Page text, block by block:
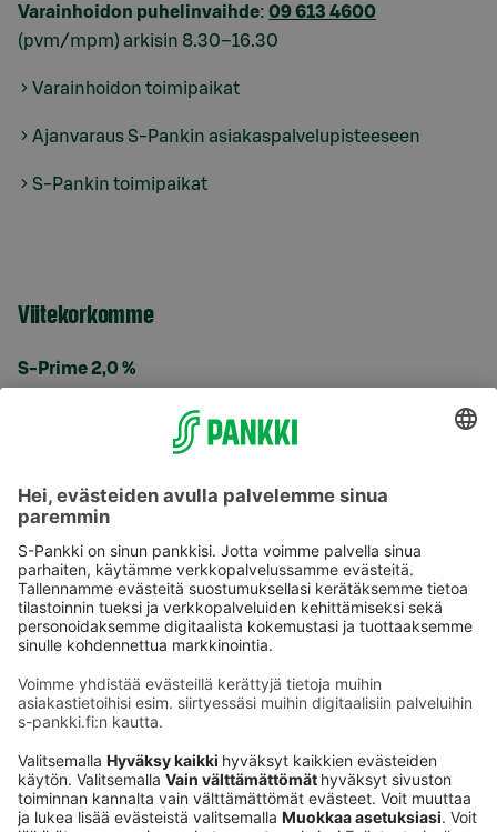
Varainhoidon puhelinvaihde: 09 613 4600
(pvm/mpm) arkisin 8.30–16.30
Varainhoidon toimipaikat
Ajanvaraus S-Pankin asiakaspalvelupisteeseen
S-Pankin toimipaikat
Viitekorkomme
S-Prime 2,0 %
Käyttöehdot
Saavutettavuusseloste
Evästeet
Verkkopalvelujen käytön edellytykset